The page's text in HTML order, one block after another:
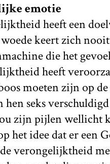
emotie
heeft een
keert zich
die het
heeft
moeten zijn op
hen seks
zijn pijlen wellicht
het idee dat er een
verongelijktheid